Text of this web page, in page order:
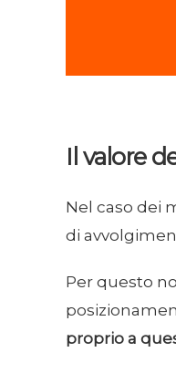
Il valore
Nel caso dei
di
Per questo
proprio a